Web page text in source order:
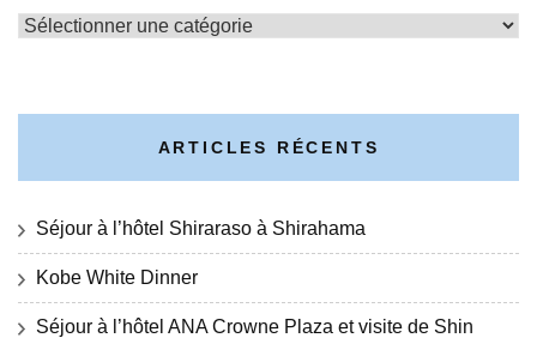
Catégories
ARTICLES RÉCENTS
Séjour à l’hôtel Shiraraso à Shirahama
Kobe White Dinner
Séjour à l’hôtel ANA Crowne Plaza et visite de Shin